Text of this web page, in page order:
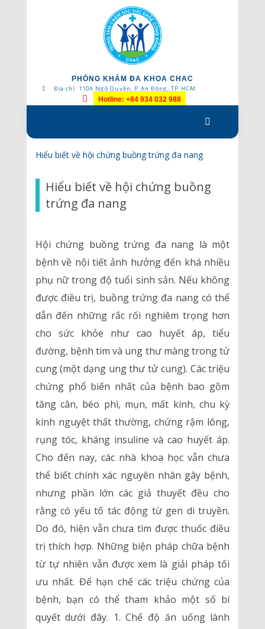
PHÒNG KHÁM ĐA KHOA CHAC
Địa chỉ: 110A Ngô Quyền, P.An Đông, TP.HCM
Hotline: +84 934 032 988
to
content
Hiểu biết về hội chứng buồng trứng đa nang
Hiểu biết về hội chứng buồng
trứng đa nang
Hội chứng buồng trứng đa nang là một
bệnh về nội tiết ảnh hưởng đến khá nhiều
phụ nữ trong độ tuổi sinh sản. Nếu không
được điều trị, buồng trứng đa nang có thể
dẫn đến những rắc rối nghiêm trọng hơn
cho sức khỏe như cao huyết áp, tiểu
đường, bệnh tim và ung thư màng trong tử
cung (một dạng ung thư tử cung). Các triệu
chứng phổ biến nhất của bệnh bao gồm
tăng cân, béo phì, mụn, mất kinh, chu kỳ
kinh nguyệt thất thường, chứng rậm lông,
rụng tóc, kháng insuline và cao huyết áp.
Cho đến nay, các nhà khoa học vẫn chưa
thể biết chính xác nguyên nhân gây bệnh,
nhưng phần lớn các giả thuyết đều cho
rằng có yếu tố tác động từ gen di truyền.
Do đó, hiện vẫn chưa tìm được thuốc điều
trị thích hợp. Những biện pháp chữa bệnh
từ tự nhiên vẫn được xem là giải pháp tối
ưu nhất. Để hạn chế các triệu chứng của
bệnh, bạn có thể tham khảo một số bí
quyết dưới đây. 1. Chế độ ăn uống lành